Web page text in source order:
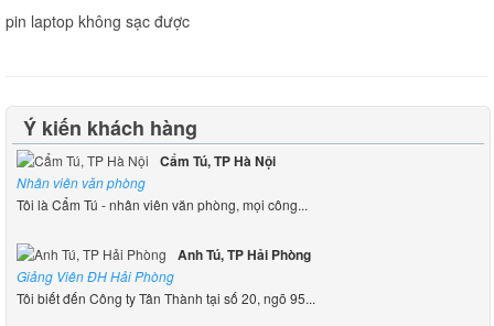
pin laptop không sạc được
Ý kiến khách hàng
Cẩm Tú, TP Hà Nội
Nhân viên văn phòng
Tôi là Cẩm Tú - nhân viên văn phòng, mọi công...
Anh Tú, TP Hải Phòng
Giảng Viên ĐH Hải Phòng
Tôi biết đến Công ty Tân Thành tại số 20, ngõ 95...